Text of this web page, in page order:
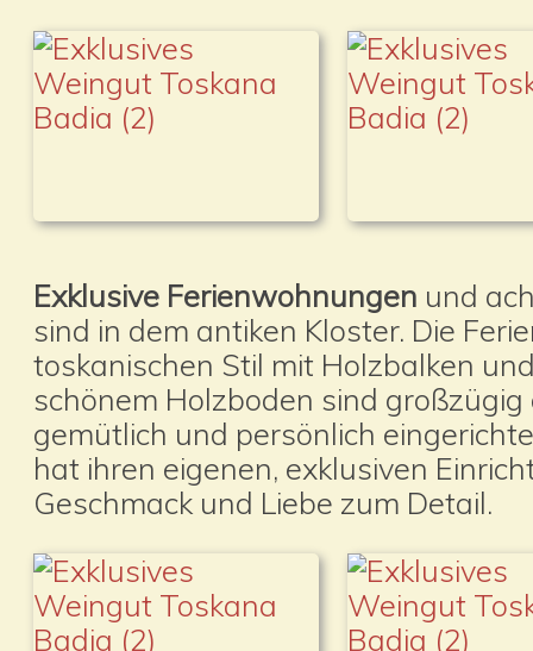
Exklusive Ferienwohnungen und
sind in dem antiken Kloster. Die
toskanischen Stil mit Holzbalken
schönem Holzboden sind
gemütlich und persönlich
hat ihren eigenen, exklusiven
Geschmack und Liebe zum Detail.